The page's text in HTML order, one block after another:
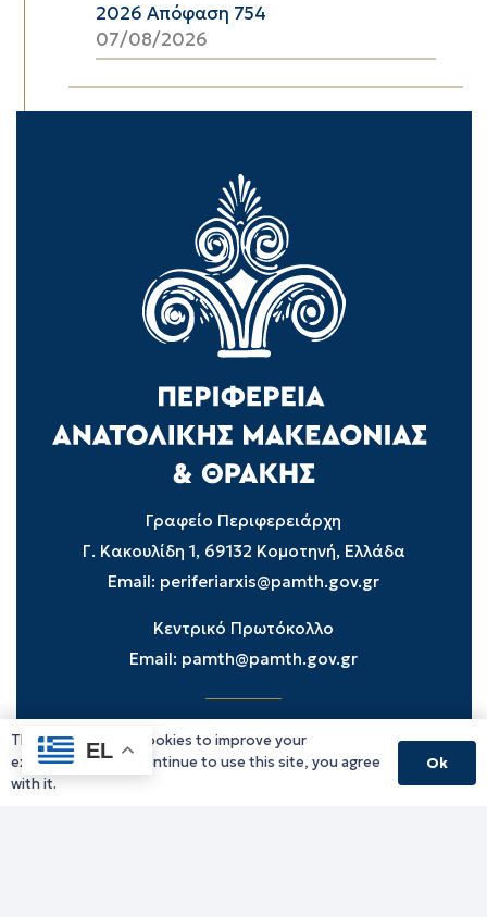
2026 Απόφαση 754
07/08/2026
Γραφείο Περιφερειάρχη
Γ. Κακουλίδη 1, 69132 Κομοτηνή, Ελλάδα
Email: periferiarxis@pamth.gov.gr
Κεντρικό Πρωτόκολλο
Email: pamth@pamth.gov.gr
Υπηρεσίες Δράμας
Υπηρεσίες Καβάλας
EL
This website uses cookies to improve your
experience. If you continue to use this site, you agree
with it.
Ok